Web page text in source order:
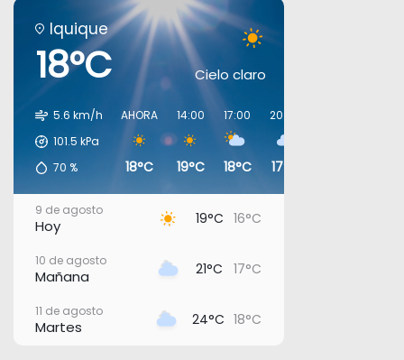
Iquique
18°C Cielo claro
5.6 km/h
101.5 kPa
70 %
AHORA
18°C
14:00
19°C
17:00
18°C
20:00
17°C
9 de agosto
Hoy 19°C 16°C
10 de agosto
Mañana 21°C 17°C
11 de agosto
Martes 24°C 18°C